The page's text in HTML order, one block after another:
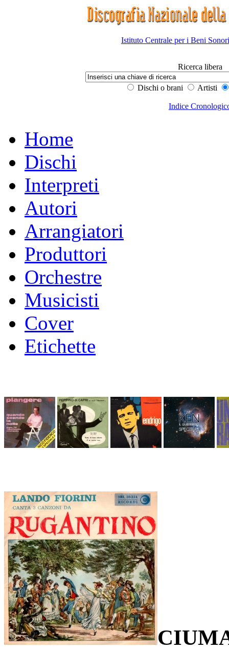
Istituto Centrale per i Beni
Ricerca libera
Dischi o brani Artisti
Indice
Home
Dischi
Interpreti
Autori
Arrangiatori
Produttori
Orchestre
Musicisti
Cover
Etichette